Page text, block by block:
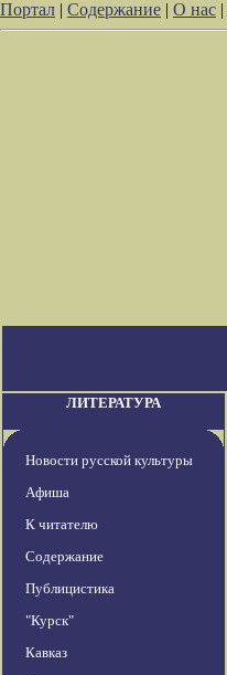
Портал | Содержание | О нас |
ЛИТЕРАТУРА
Новости русской культуры
Афиша
К читателю
Содержание
Публицистика
"Курск"
Кавказ